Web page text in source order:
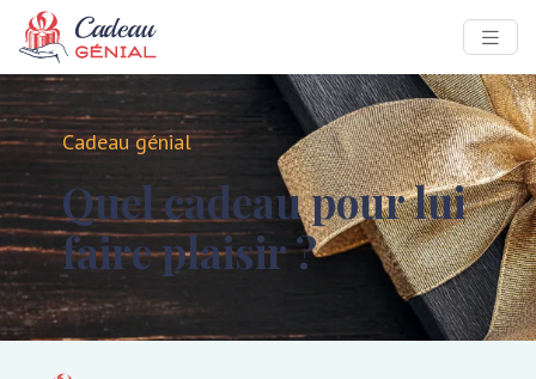
Cadeau génial
Quel cadeau pour lui
faire plaisir ?